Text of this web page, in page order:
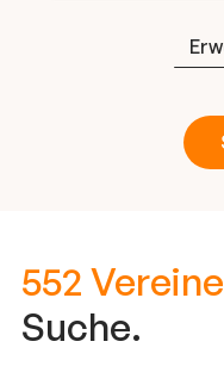
552 Vereine
Suche.